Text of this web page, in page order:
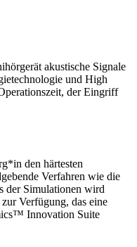
akustische Signale
und High
der Eingriff
den härtesten
Verfahren wie die
der Simulationen wird
Verfügung, das eine
Innovation Suite